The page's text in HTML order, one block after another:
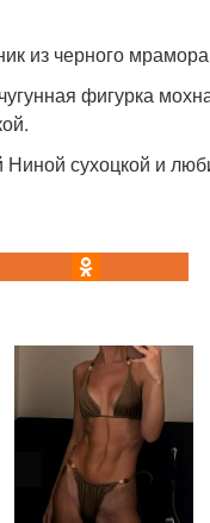
из черного
фигурка
Ниной сухоцкой и